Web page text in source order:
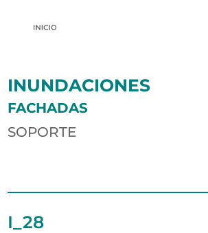
INUNDACIONES
FACHADAS
SOPORTE
I_28